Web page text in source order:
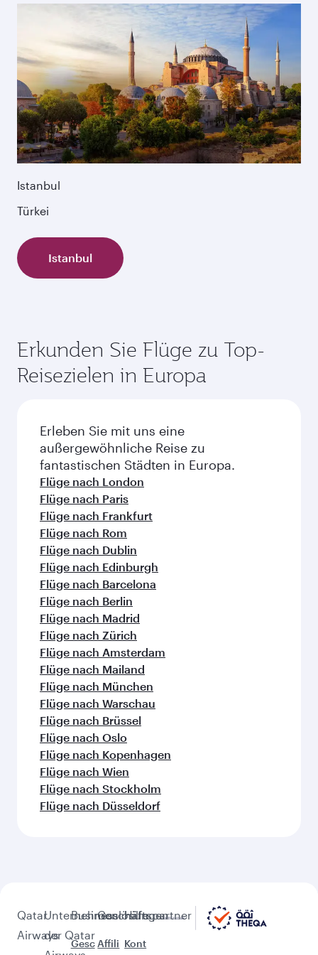
Istanbul
Türkei
Istanbul
Erkunden Sie Flüge zu Top-
Reisezielen in Europa
Erleben Sie mit uns eine
außergewöhnliche Reise zu
fantastischen Städten in Europa.
Flüge nach London
Flüge nach Paris
Flüge nach Frankfurt
Flüge nach Rom
Flüge nach Dublin
Flüge nach Edinburgh
Flüge nach Barcelona
Flüge nach Berlin
Flüge nach Madrid
Flüge nach Zürich
Flüge nach Amsterdam
Flüge nach Mailand
Flüge nach München
Flüge nach Warschau
Flüge nach Brüssel
Flüge nach Oslo
Flüge nach Kopenhagen
Flüge nach Wien
Flüge nach Stockholm
Flüge nach Düsseldorf
Qatar
Airways
Unternehmen
der Qatar
Businesslösungen
Gesc
Geschäftspartner
Affili
Hilfe
Kont